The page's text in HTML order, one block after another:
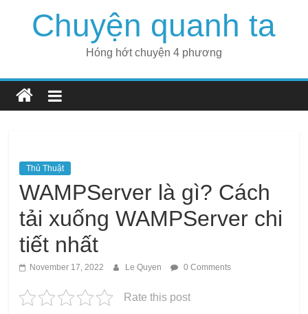
Chuyện quanh ta
Hóng hớt chuyện 4 phương
Thủ Thuật
WAMPServer là gì? Cách
tải xuống WAMPServer chi
tiết nhất
November 17, 2022 Le Quyen 0 Comments
Rate this post